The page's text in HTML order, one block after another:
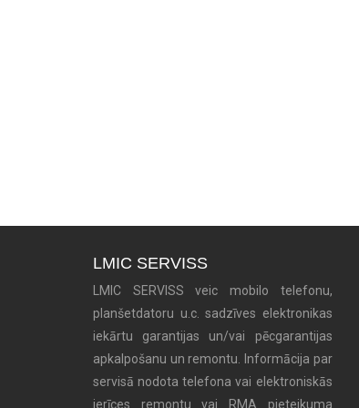
LMIC SERVISS
LMIC SERVISS veic mobilo telefonu,
planšetdatoru u.c. sadzīves elektronikas
iekārtu garantijas un/vai pēcgarantijas
apkalpošanu un remontu. Informācija par
servisā nodota telefona vai elektroniskās
ierīces remontu vai RMA pieteikuma